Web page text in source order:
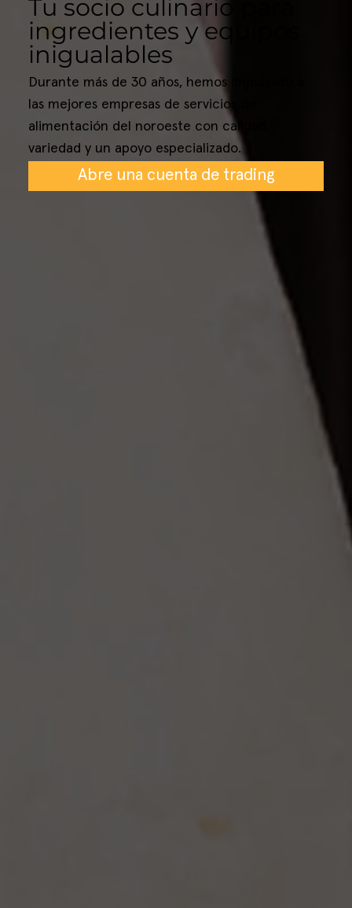
Tu socio culinario para
ingredientes y equipos
inigualables
Durante más de 30 años, hemos impulsado a
las mejores empresas de servicios de
alimentación del noroeste con calidad,
variedad y un apoyo especializado.
Abre una cuenta de trading